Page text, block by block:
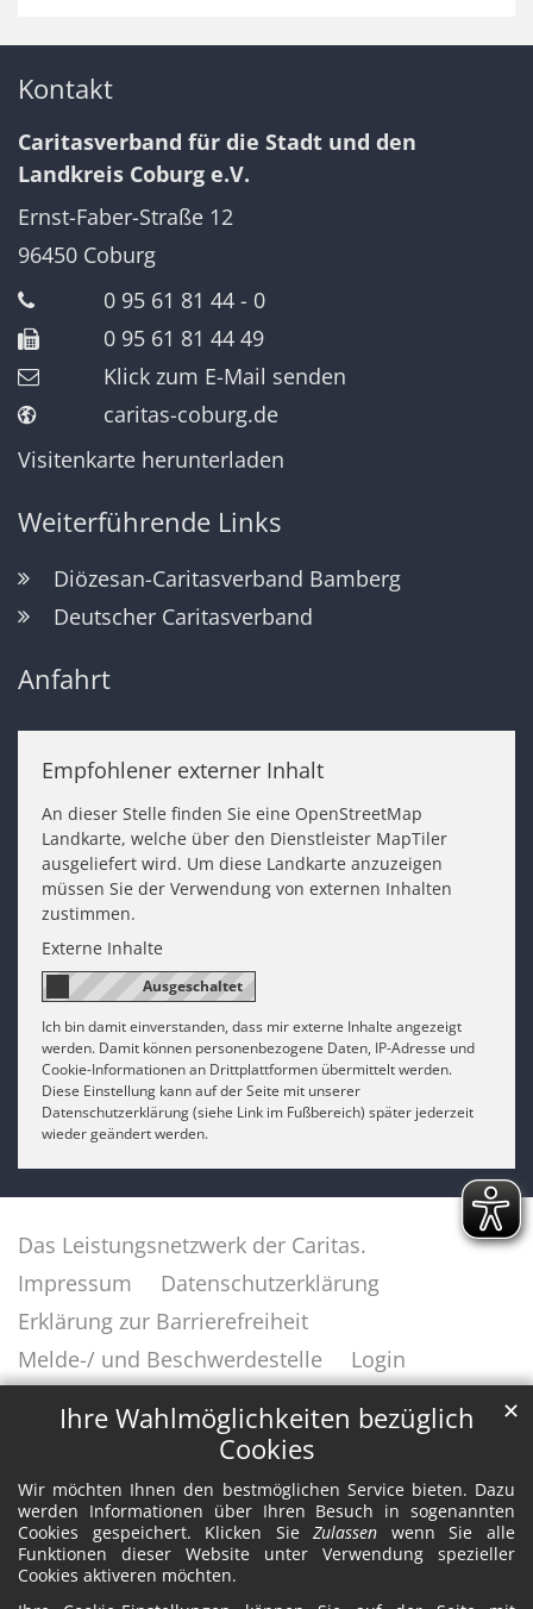
Ihre Wahlmöglichkeiten bezüglich
Cookies
Wir möchten Ihnen den bestmöglichen Service bieten. Dazu
werden Informationen über Ihren Besuch in sogenannten
Cookies gespeichert. Klicken SieZulassen wenn Sie alle
Funktionen dieser Website unter Verwendung spezieller
Cookies aktiveren möchten.
✕
Kontakt
Caritasverband für die Stadt und den
Landkreis Coburg e.V.
Ernst-Faber-Straße 12
96450 Coburg
0 95 61 81 44 - 0
0 95 61 81 44 49
Klick zum E-Mail senden
caritas-coburg.de
Visitenkarte herunterladen
Weiterführende Links
Diözesan-Caritasverband Bamberg
Deutscher Caritasverband
Anfahrt
Empfohlener externer Inhalt
An dieser Stelle finden Sie eine OpenStreetMap
Landkarte, welche über den Dienstleister MapTiler
ausgeliefert wird. Um diese Landkarte anzuzeigen
müssen Sie der Verwendung von externen Inhalten
zustimmen.
Externe Inhalte
Ich bin damit einverstanden, dass mir externe Inhalte angezeigt
werden. Damit können personenbezogene Daten, IP-Adresse und
Cookie-Informationen an Drittplattformen übermittelt werden.
Diese Einstellung kann auf der Seite mit unserer
Datenschutzerklärung (siehe Link im Fußbereich) später jederzeit
wieder geändert werden.
Das Leistungsnetzwerk der Caritas.
Impressum
Datenschutzerklärung
Erklärung zur Barrierefreiheit
Melde-/ und Beschwerdestelle
Login